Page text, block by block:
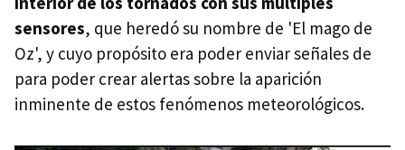
sensores, que heredó su nombre de 'El mago de
Oz', y cuyo propósito era poder enviar señales de
para poder crear alertas sobre la aparición
inminente de estos fenómenos meteorológicos.